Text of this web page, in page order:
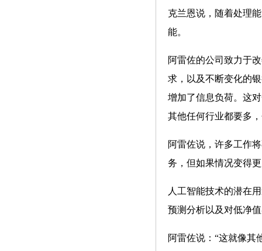
克兰恩说，随着处理
能。
阿雷佐的公司致力于
求，以及不断变化的
增加了信息负荷。这
其他任何行业都要多
阿雷佐说，许多工作
务，但如果情况变得
人工智能技术的潜在
预测分析以及对低净
阿雷佐说：“这就像